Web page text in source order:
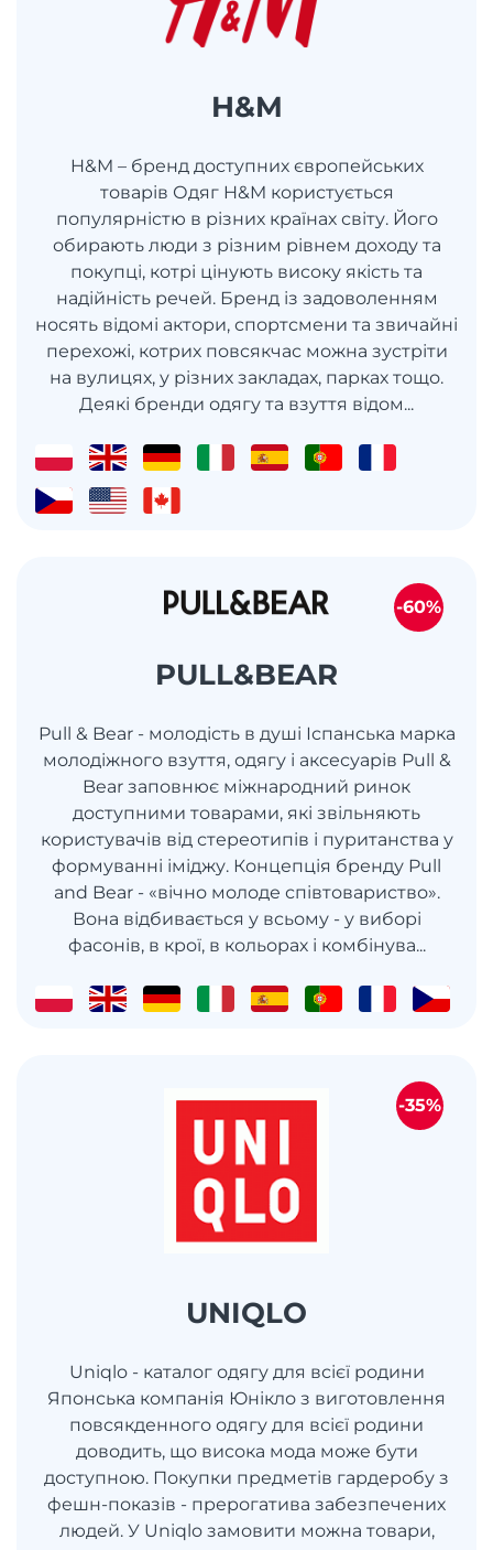
H&M
H&M – бренд доступних європейських
товарів Одяг H&M користується
популярністю в різних країнах світу. Його
обирають люди з різним рівнем доходу та
покупці, котрі цінують високу якість та
надійність речей. Бренд із задоволенням
носять відомі актори, спортсмени та звичайні
перехожі, котрих повсякчас можна зустріти
на вулицях, у різних закладах, парках тощо.
Деякі бренди одягу та взуття відом...
PULL&BEAR
Pull & Bear - молодість в душі Іспанська марка
молодіжного взуття, одягу і аксесуарів Pull &
Bear заповнює міжнародний ринок
доступними товарами, які звільняють
користувачів від стереотипів і пуританства у
формуванні іміджу. Концепція бренду Pull
and Bear - «вічно молоде співтовариство».
Вона відбивається у всьому - у виборі
фасонів, в крої, в кольорах і комбінува...
-60%
UNIQLO
Uniqlo - каталог одягу для всієї родини
Японська компанія Юнікло з виготовлення
повсякденного одягу для всієї родини
доводить, що висока мода може бути
доступною. Покупки предметів гардеробу з
фешн-показів - прерогатива забезпечених
людей. У Uniqlo замовити можна товари,
-35%